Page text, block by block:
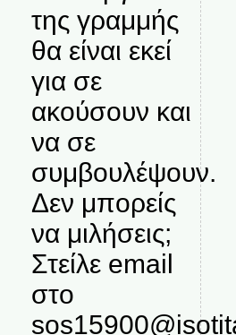
της γραμμής
θα είναι εκεί
για σε
ακούσουν και
να σε
συμβουλέψουν.
Δεν μπορείς
να μιλήσεις;
Στείλε email
στο